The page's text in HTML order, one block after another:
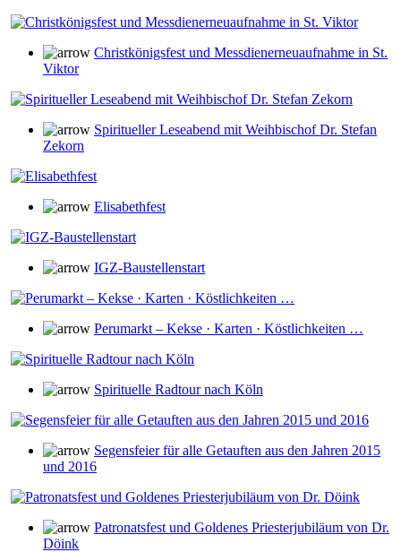
Christkönigsfest und Messdienerneuaufnahme in St.
Viktor
Spiritueller Leseabend mit Weihbischof Dr. Stefan
Zekorn
Elisabethfest
IGZ-Baustellenstart
Perumarkt – Kekse · Karten · Köstlichkeiten …
Spirituelle Radtour nach Köln
Segensfeier für alle Getauften aus den Jahren 2015
und 2016
Patronatsfest und Goldenes Priesterjubiläum von Dr.
Döink